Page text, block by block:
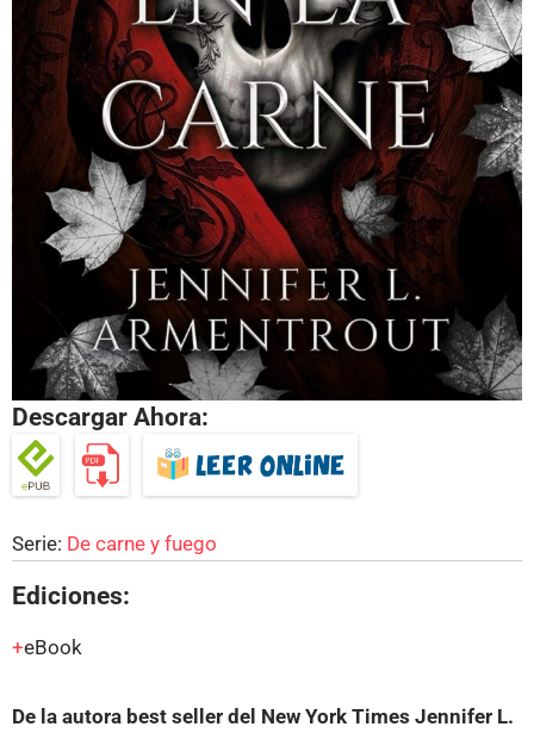
Descargar Ahora:
Serie: De carne y fuego
Ediciones:
eBook
De la autora best seller del New York Times Jennifer L.